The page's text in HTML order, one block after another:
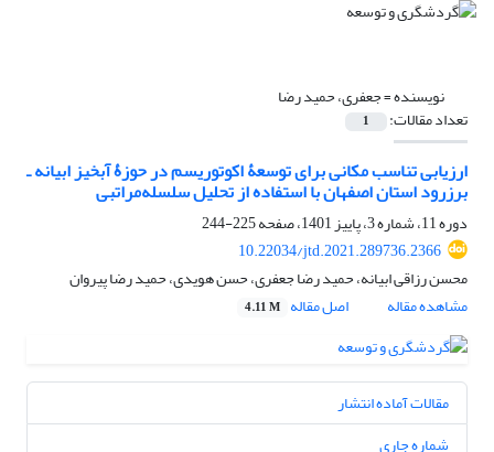
نویسنده =جعفری، حمید رضا
تعداد مقالات: 1
ارزیابی تناسب مکانی برای توسعۀ اکوتوریسم در حوزۀ آبخیز ابیانه ـ
برزرود استان اصفهان با استفاده از تحلیل سلسله‏‌مراتبی
دوره 11، شماره 3، پاییز 1401، صفحه
225-244
10.22034/jtd.2021.289736.2366
محسن رزاقی ابیانه، حمید رضا جعفری، حسن هویدی، حمید رضا پیروان
مشاهده مقاله
اصل مقاله 4.11 M
مقالات آماده انتشار
شماره جاری